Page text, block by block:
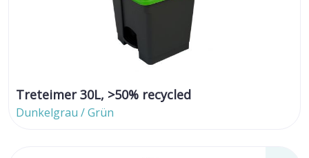
Treteimer 30L, >50% recycled
Dunkelgrau / Grün